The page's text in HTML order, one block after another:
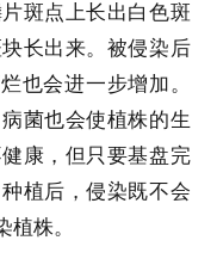
斑点上长出白色斑
长出来。被侵染后
也会进一步增加。
菌也会使植株的生
康，但只要基盘完
植后，侵染既不会
株。